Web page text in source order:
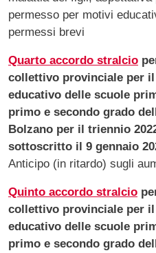
permesso per motivi
permessi brevi
Quarto accordo stralcio
collettivo provinciale per il
educativo delle scuole
primo e secondo grado
Bolzano per il triennio
sottoscritto il 9 gennaio
Anticipo (in ritardo) sugli
Quinto accordo stralcio
collettivo provinciale per il
educativo delle scuole
primo e secondo grado